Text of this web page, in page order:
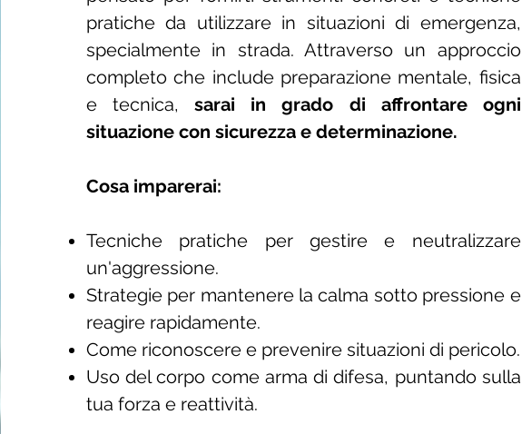
pratiche da utilizzare in situazioni di emergenza,
specialmente in strada. Attraverso un approccio
completo che include preparazione mentale, fisica
e tecnica,sarai in grado di affrontare ogni
situazione con sicurezza e determinazione.
Cosa imparerai:
Tecniche pratiche per gestire e neutralizzare
un'aggressione.
Strategie per mantenere la calma sotto pressione e
reagire rapidamente.
Come riconoscere e prevenire situazioni di pericolo.
Uso del corpo come arma di difesa, puntando sulla
tua forza e reattività.